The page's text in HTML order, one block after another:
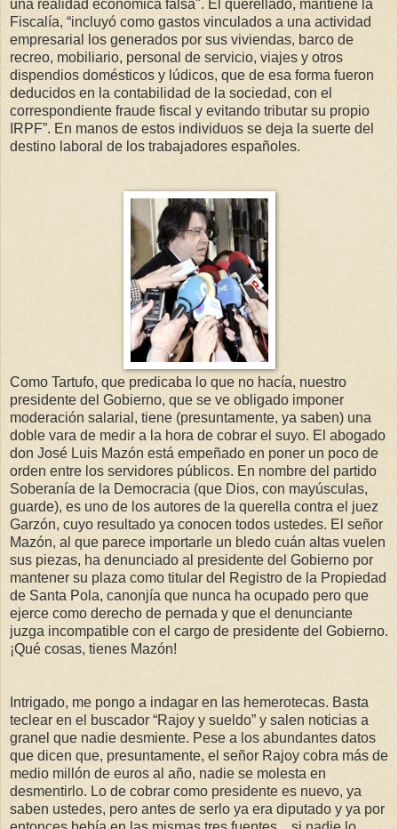
una realidad económica falsa". El querellado, mantiene la
Fiscalía, “incluyó como gastos vinculados a una actividad
empresarial los generados por sus viviendas, barco de
recreo, mobiliario, personal de servicio, viajes y otros
dispendios domésticos y lúdicos, que de esa forma fueron
deducidos en la contabilidad de la sociedad, con el
correspondiente fraude fiscal y evitando tributar su propio
IRPF”. En manos de estos individuos se deja la suerte del
destino laboral de los trabajadores españoles.
Como Tartufo, que predicaba lo que no hacía, nuestro
presidente del Gobierno, que se ve obligado imponer
moderación salarial, tiene (presuntamente, ya saben) una
doble vara de medir a la hora de cobrar el suyo. El abogado
don José Luis Mazón está empeñado en poner un poco de
orden entre los servidores públicos. En nombre del partido
Soberanía de la Democracia (que Dios, con mayúsculas,
guarde), es uno de los autores de la querella contra el juez
Garzón, cuyo resultado ya conocen todos ustedes. El señor
Mazón, al que parece importarle un bledo cuán altas vuelen
sus piezas, ha denunciado al presidente del Gobierno por
mantener su plaza como titular del Registro de la Propiedad
de Santa Pola, canonjía que nunca ha ocupado pero que
ejerce como derecho de pernada y que el denunciante
juzga incompatible con el cargo de presidente del Gobierno.
¡Qué cosas, tienes Mazón!
Intrigado, me pongo a indagar en las hemerotecas. Basta
teclear en el buscador “Rajoy y sueldo” y salen noticias a
granel que nadie desmiente. Pese a los abundantes datos
que dicen que, presuntamente, el señor Rajoy cobra más de
medio millón de euros al año, nadie se molesta en
desmentirlo. Lo de cobrar como presidente es nuevo, ya
saben ustedes, pero antes de serlo ya era diputado y ya por